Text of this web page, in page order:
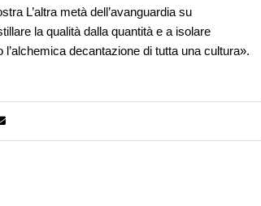
L’altra metà dell’avanguardia su
la qualità dalla quantità e a isolare
decantazione di tutta una cultura».